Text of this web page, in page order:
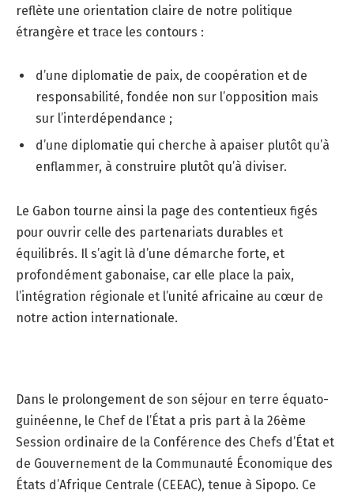
reflète une orientation claire de notre politique
étrangère et trace les contours :
d’une diplomatie de paix, de coopération et de
responsabilité, fondée non sur l’opposition mais
sur l’interdépendance ;
d’une diplomatie qui cherche à apaiser plutôt qu’à
enflammer, à construire plutôt qu’à diviser.
Le Gabon tourne ainsi la page des contentieux figés
pour ouvrir celle des partenariats durables et
équilibrés. Il s’agit là d’une démarche forte, et
profondément gabonaise, car elle place la paix,
l’intégration régionale et l’unité africaine au cœur de
notre action internationale.
Dans le prolongement de son séjour en terre équato-
guinéenne, le Chef de l’État a pris part à la 26ème
Session ordinaire de la Conférence des Chefs d’État et
de Gouvernement de la Communauté Économique des
États d’Afrique Centrale (CEEAC), tenue à Sipopo. Ce